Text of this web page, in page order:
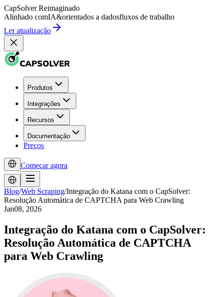
CapSolver Reimaginado
Alinhado comIA&orientados a dadosfluxos de trabalho
Ler atualização
Produtos
Integrações
Recursos
Documentação
Preços
Começar agora
Blog/Web Scraping/Integração do Katana com o CapSolver:
Resolução Automática de CAPTCHA para Web Crawling
Jan08, 2026
Integração do Katana com o CapSolver:
Resolução Automática de CAPTCHA
para Web Crawling